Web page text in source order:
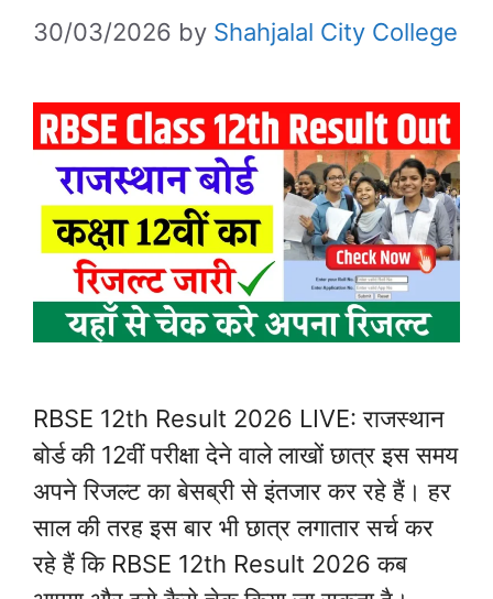
30/03/2026 by Shahjalal City College
RBSE 12th Result 2026 LIVE: राजस्थान
बोर्ड की 12वीं परीक्षा देने वाले लाखों छात्र इस समय
अपने रिजल्ट का बेसब्री से इंतजार कर रहे हैं। हर
साल की तरह इस बार भी छात्र लगातार सर्च कर
रहे हैं कि RBSE 12th Result 2026 कब